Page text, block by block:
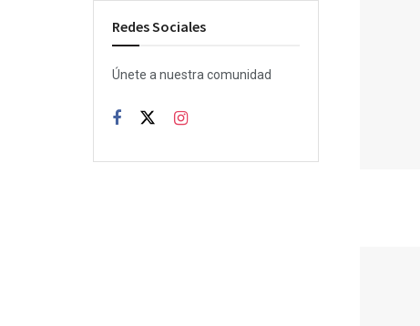
Redes Sociales
Únete a nuestra comunidad